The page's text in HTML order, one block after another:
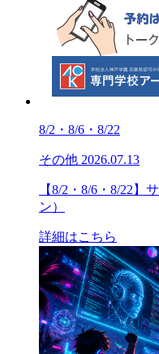
8/2・8/6・8/22
その他 2026.07.13
【8/2・8/6・8/22】
ン）
詳細はこちら